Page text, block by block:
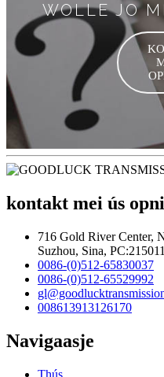
WOLLE JO
kontakt mei ús
716 Gold River Center,
Suzhou, Sina, PC:215011
0086-(0)512-65830037
0086-(0)512-65529992
008613913126170
Navigaasje
Thús